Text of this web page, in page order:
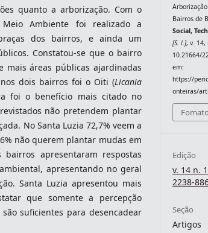
quanto a arborização. Com o
Ambiente foi realizado a
dos bairros, e ainda um
Constatou-se que o bairro
mais áreas públicas ajardinadas
dois bairros foi o Oiti (Licania
foi o benefício mais citado no
não pretendem plantar
No Santa Luzia 72,7% veem a
não querem plantar mudas em
apresentaram respostas
apresentando no geral
Santa Luzia apresentou mais
que somente a percepção
suficientes para desencadear
Bairros de
Social,
[S. l.], v. 14,
10.21664/
em:
https://
onteiras/
Edição
v. 14 n.
2238-
Seção
Artigos